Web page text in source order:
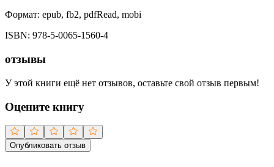
Формат: epub, fb2, pdfRead, mobi
ISBN: 978-5-0065-1560-4
отзывы
У этой книги ещё нет отзывов, оставьте свой отзыв первым!
Оцените книгу
Опубликовать отзыв